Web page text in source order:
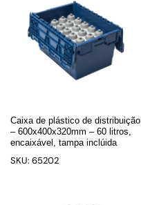
Caixa de plástico de distribuição
– 600x400x320mm – 60 litros,
encaixável, tampa inclúida
SKU: 65202